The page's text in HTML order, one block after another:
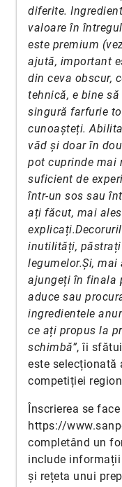
diferite.
valoare în
este premium
ajută, important
din ceva obscur,
tehnică, e bine
singură farfurie
cunoașteți.
văd și doar în
pot cuprinde mai
suficient de
într-un sos sau
ați făcut, mai
inutilități,
legumelor.Și,
ajungeți în finala
aduce sau
ingredientele
ce ați propus la
schimbă”, îi
este selecționată
competiției
Înscrierea se
https://
completând un
include
și rețeta unui